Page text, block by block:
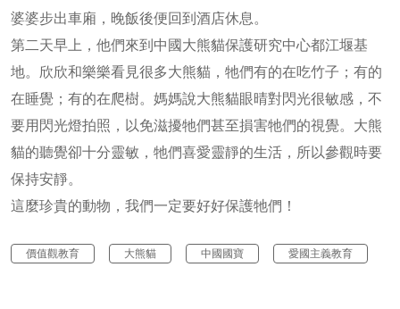
婆婆步出車廂，晚飯後便回到酒店休息。
第二天早上，他們來到中國大熊貓保護研究中心都江堰基
地。欣欣和樂樂看見很多大熊貓，牠們有的在吃竹子；有的
在睡覺；有的在爬樹。媽媽說大熊貓眼晴對閃光很敏感，不
要用閃光燈拍照，以免滋擾牠們甚至損害牠們的視覺。大熊
貓的聽覺卻十分靈敏，牠們喜愛靈靜的生活，所以參觀時要
保持安靜。
這麼珍貴的動物，我們一定要好好保護牠們！
價值觀教育 大熊貓 中國國寶 愛國主義教育